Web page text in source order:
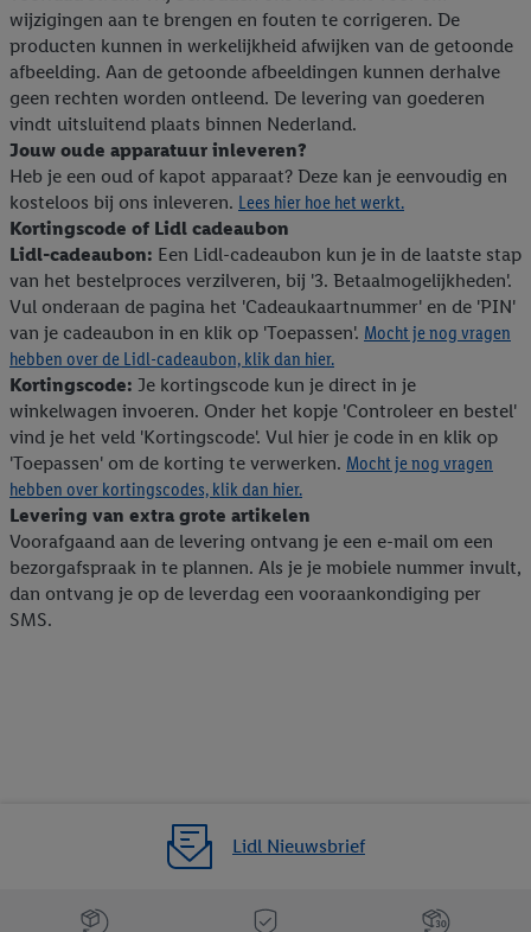
wijzigingen aan te brengen en fouten te corrigeren. De
producten kunnen in werkelijkheid afwijken van de getoonde
afbeelding. Aan de getoonde afbeeldingen kunnen derhalve
geen rechten worden ontleend. De levering van goederen
vindt uitsluitend plaats binnen Nederland.
Jouw oude apparatuur inleveren?
Heb je een oud of kapot apparaat? Deze kan je eenvoudig en
kosteloos bij ons inleveren. Lees hier hoe het werkt.
Kortingscode of Lidl cadeaubon
Lidl-cadeaubon: Een Lidl-cadeaubon kun je in de laatste stap
van het bestelproces verzilveren, bij '3. Betaalmogelijkheden'.
Vul onderaan de pagina het 'Cadeaukaartnummer' en de 'PIN'
van je cadeaubon in en klik op 'Toepassen'. Mocht je nog vragen
hebben over de Lidl-cadeaubon, klik dan hier.
Kortingscode: Je kortingscode kun je direct in je
winkelwagen invoeren. Onder het kopje 'Controleer en bestel'
vind je het veld 'Kortingscode'. Vul hier je code in en klik op
'Toepassen' om de korting te verwerken. Mocht je nog vragen
hebben over kortingscodes, klik dan hier.
Levering van extra grote artikelen
Voorafgaand aan de levering ontvang je een e-mail om een
bezorgafspraak in te plannen. Als je je mobiele nummer invult,
dan ontvang je op de leverdag een vooraankondiging per
SMS.
Lidl Nieuwsbrief
Jouw voordelen bij ons als Lidl webshop klant
jouw toestemming op elk gewenst moment in te trekken, vind je
in onzeprivacyverklaring .Je vindt de impressum voor de Lidl
website hier.Klikhiervoor meer informatie over de cookies die
wij inzetten.